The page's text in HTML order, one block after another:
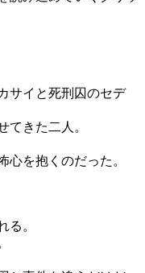
サイと死刑囚のセデ
てきた二人。
心を抱くのだった。
る。